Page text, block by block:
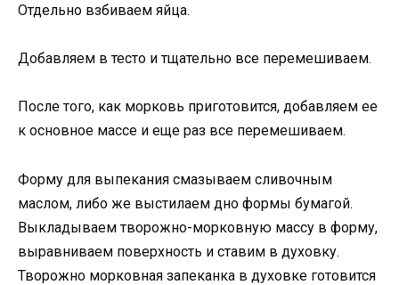
Отдельно взбиваем яйца.
Добавляем в тесто и тщательно все перемешиваем.
После того, как морковь приготовится, добавляем ее
к основное массе и еще раз все перемешиваем.
Форму для выпекания смазываем сливочным
маслом, либо же выстилаем дно формы бумагой.
Выкладываем творожно-морковную массу в форму,
выравниваем поверхность и ставим в духовку.
Творожно морковная запеканка в духовке готовится